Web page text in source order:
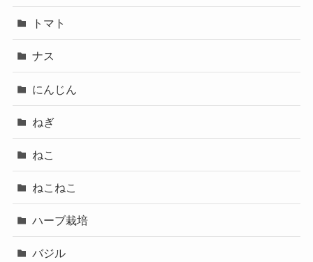
トマト
ナス
にんじん
ねぎ
ねこ
ねこねこ
ハーブ栽培
バジル